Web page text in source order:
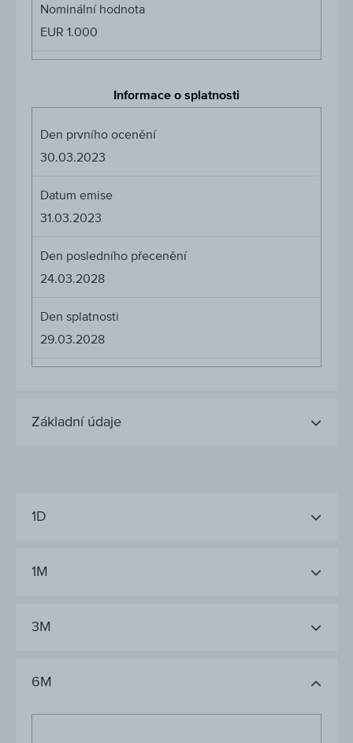
Nominální hodnota
EUR 1.000
Informace o splatnosti
Den prvního ocenění
30.03.2023
Datum emise
31.03.2023
Den posledního přecenění
24.03.2028
Den splatnosti
29.03.2028
Základní údaje
1D
1M
3M
6M